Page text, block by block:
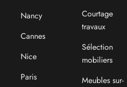
Nancy
Cannes
Nice
Paris
Courtage
travaux
Sélection
mobiliers
Meubles sur-